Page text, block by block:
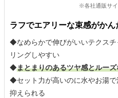
※各社通販サ
ラフでエアリーな束感がかん
◆なめらかで伸びがいいテクス
リングしやすい
◆まとまりのあるツヤ感とルー
◆セット力が高いのに水やお湯
抑えられる